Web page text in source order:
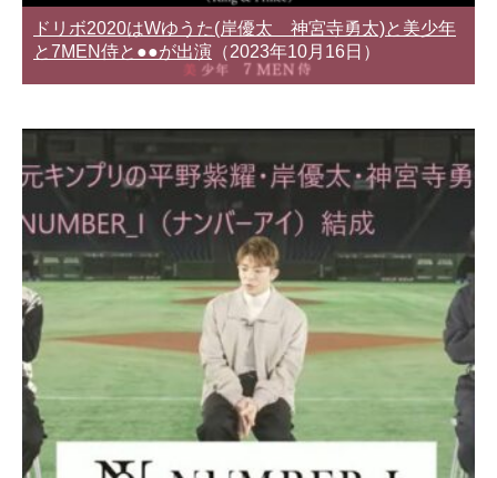
ドリボ2020はWゆうた(岸優太 神宮寺勇太)と美少年
と7MEN侍と●●が出演 （2023年10月16日）